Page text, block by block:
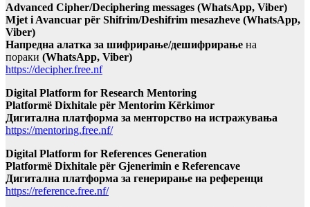
Advanced Cipher/Deciphering messages (WhatsApp, Viber)
Mjet i Avancuar për Shifrim/Deshifrim mesazheve (WhatsApp,
Viber)
Напредна алатка за шифрирање/дешифрирање на
пораки (WhatsApp, Viber)
https://decipher.free.nf
Digital Platform for Research Mentoring
Platformë Dixhitale për Mentorim Kërkimor
Дигитална платформа за менторство на истражувања
https://mentoring.free.nf/
Digital Platform for References Generation
Platformë Dixhitale për Gjenerimin e Referencave
Дигитална платформа за генерирање на референци
https://reference.free.nf/